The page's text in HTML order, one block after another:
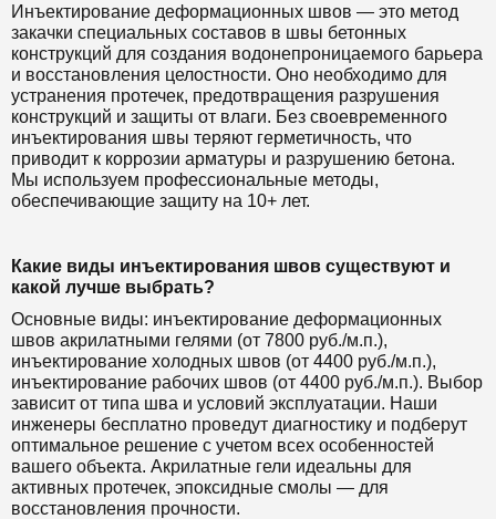
Инъектирование деформационных швов — это метод
закачки специальных составов в швы бетонных
конструкций для создания водонепроницаемого барьера
и восстановления целостности. Оно необходимо для
устранения протечек, предотвращения разрушения
конструкций и защиты от влаги. Без своевременного
инъектирования швы теряют герметичность, что
приводит к коррозии арматуры и разрушению бетона.
Мы используем профессиональные методы,
обеспечивающие защиту на 10+ лет.
Какие виды инъектирования швов существуют и
какой лучше выбрать?
Основные виды: инъектирование деформационных
швов акрилатными гелями (от 7800 руб./м.п.),
инъектирование холодных швов (от 4400 руб./м.п.),
инъектирование рабочих швов (от 4400 руб./м.п.). Выбор
зависит от типа шва и условий эксплуатации. Наши
инженеры бесплатно проведут диагностику и подберут
оптимальное решение с учетом всех особенностей
вашего объекта. Акрилатные гели идеальны для
активных протечек, эпоксидные смолы — для
восстановления прочности.